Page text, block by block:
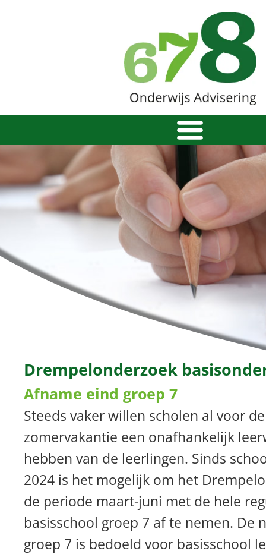
Drempelonderzoek
Afname eind groep 7
Steeds vaker willen scholen al voor de
zomervakantie een onafhankelijk
hebben van de leerlingen. Sinds
2024 is het mogelijk om het
de periode maart-juni met de hele
basisschool groep 7 af te nemen. De
groep 7 is bedoeld voor basisschool